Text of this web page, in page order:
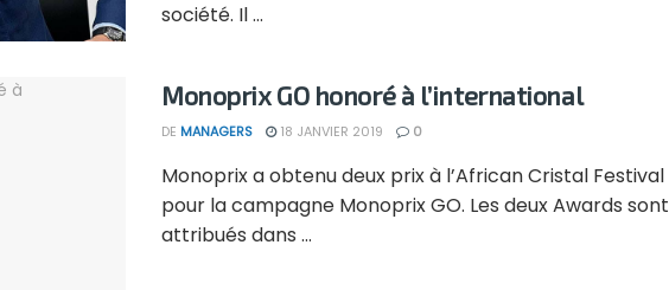
société. Il ...
Monoprix GO honoré à l’international
DE MANAGERS 18 JANVIER 2019 0
Monoprix a obtenu deux prix à l’African Cristal Festival
pour la campagne Monoprix GO. Les deux Awards sont
attribués dans ...